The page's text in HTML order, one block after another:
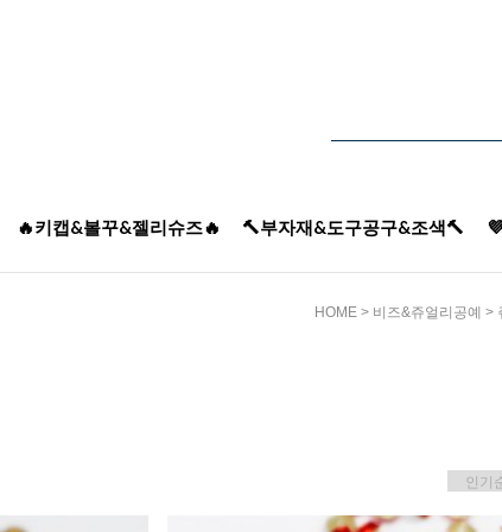
🔥키캡&볼꾸&젤리슈즈🔥 🔨부자재&도구공구&조색🔨
HOME > 비즈&쥬얼리공예 >